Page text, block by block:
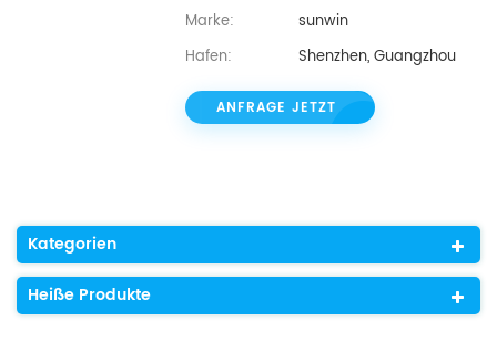
Marke:
sunwin
Hafen:
Shenzhen, Guangzhou
ANFRAGE JETZT
Kategorien
Heiße Produkte